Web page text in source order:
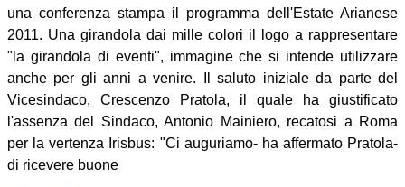
una conferenza stampa il programma dell'Estate Arianese
2011. Una girandola dai mille colori il logo a rappresentare
"la girandola di eventi", immagine che si intende utilizzare
anche per gli anni a venire. Il saluto iniziale da parte del
Vicesindaco, Crescenzo Pratola, il quale ha giustificato
l'assenza del Sindaco, Antonio Mainiero, recatosi a Roma
per la vertenza Irisbus: "Ci auguriamo- ha affermato Pratola-
di ricevere buone